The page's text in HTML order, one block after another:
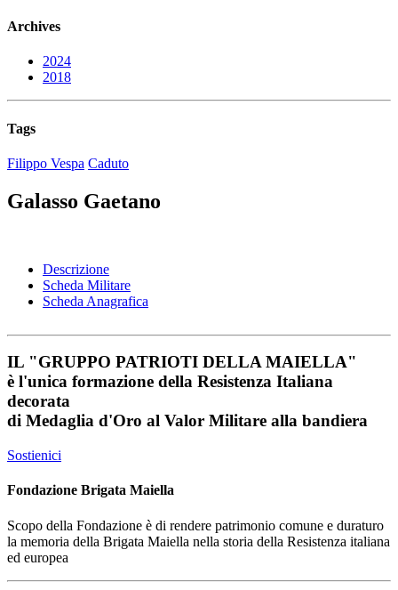
Archives
2024
2018
Tags
Filippo Vespa Caduto
Galasso Gaetano
Descrizione
Scheda Militare
Scheda Anagrafica
IL "GRUPPO PATRIOTI DELLA MAIELLA"
è l'unica formazione della Resistenza Italiana
decorata
di Medaglia d'Oro al Valor Militare alla bandiera
Sostienici
Fondazione Brigata Maiella
Scopo della Fondazione è di rendere patrimonio comune e duraturo
la memoria della Brigata Maiella nella storia della Resistenza italiana
ed europea